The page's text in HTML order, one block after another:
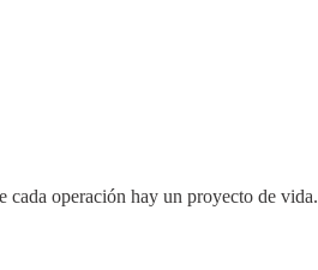
cada operación hay un proyecto de vida.